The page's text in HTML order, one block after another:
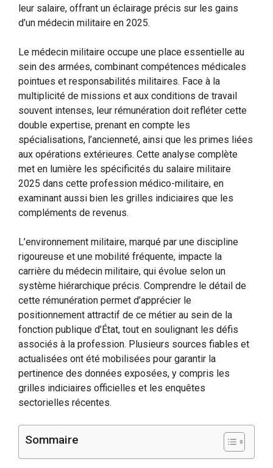
leur salaire, offrant un éclairage précis sur les gains
d’un médecin militaire en 2025.
Le médecin militaire occupe une place essentielle au
sein des armées, combinant compétences médicales
pointues et responsabilités militaires. Face à la
multiplicité de missions et aux conditions de travail
souvent intenses, leur rémunération doit refléter cette
double expertise, prenant en compte les
spécialisations, l’ancienneté, ainsi que les primes liées
aux opérations extérieures. Cette analyse complète
met en lumière les spécificités du salaire militaire
2025 dans cette profession médico-militaire, en
examinant aussi bien les grilles indiciaires que les
compléments de revenus.
L’environnement militaire, marqué par une discipline
rigoureuse et une mobilité fréquente, impacte la
carrière du médecin militaire, qui évolue selon un
système hiérarchique précis. Comprendre le détail de
cette rémunération permet d’apprécier le
positionnement attractif de ce métier au sein de la
fonction publique d’État, tout en soulignant les défis
associés à la profession. Plusieurs sources fiables et
actualisées ont été mobilisées pour garantir la
pertinence des données exposées, y compris les
grilles indiciaires officielles et les enquêtes
sectorielles récentes.
Sommaire